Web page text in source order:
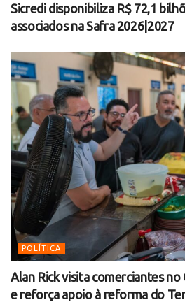
Sicredi disponibiliza R$ 72,1
associados na Safra 2026|2027
POLÍTICA
Alan Rick visita comerciantes
e reforça apoio à reforma do